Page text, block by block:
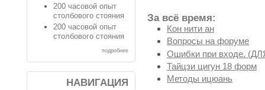
За всё время:
Кон нити ан
Вопросы на форуме
Ошибки при входе.
Тайцзи цигун 18 форм
Методы ицюань
200 часовой опыт
столбового стояния
200 часовой опыт
столбового стояния
подробнее
НАВИГАЦИЯ